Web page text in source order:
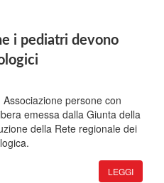
i pediatri devono
persone con
emessa dalla Giunta della
della Rete regionale dei
LEGGI